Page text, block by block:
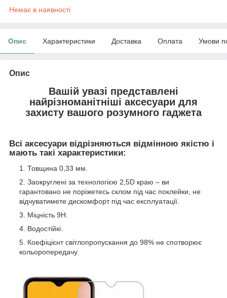
Немає в наявності
Опис Характеристики Доставка Оплата Умови
Опис
Вашій увазі представлені
найрізноманітніші аксесуари для
захисту вашого розумного гаджета
Всі аксесуари відрізняються відмінною якістю і
мають такі характеристики:
Товщина 0,33 мм.
Заокруглені за технологією 2,5D краю – ви
гарантовано не поріжетесь склом під час поклейки, не
відчуватимете дискомфорт під час експлуатації.
Міцність 9Н.
Водостійкі.
Коефіцієнт світлопропускання до 98% не спотворює
кольоропередачу.